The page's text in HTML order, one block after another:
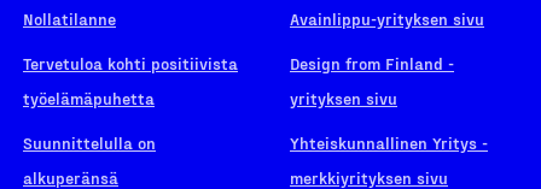
Nollatilanne
Tervetuloa kohti positiivista
työelämäpuhetta
Suunnittelulla on
alkuperänsä
Avainlippu-yrityksen sivu
Design from Finland -
yrityksen sivu
Yhteiskunnallinen Yritys -
merkkiyrityksen sivu